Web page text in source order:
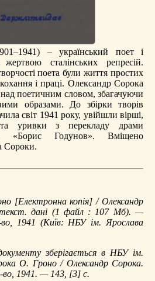
– український поет і
сталінських репресій.
поета були життя простих
і праці. Олександр Сорока
поетичним словом, збагачуючи
образами. До збірки творів
світ 1941 року, увійшли вірші,
та уривки з перекладу драми
«Борис Годунов». Вміщено
Сороки.
[Електронна копія] / Олександр
дані (1 файл : 107 Мб). —
1941 (Київ: НБУ ім. Ярослава
зберігається в НБУ ім.
О. Гроно / Олександр Сорока.
1941. — 143, [3] с.